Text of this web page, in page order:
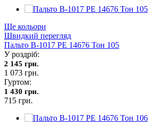
Ще кольори
Швидкий перегляд
Пальто В-1017 PE 14676 Тон 105
У роздріб:
2 145 грн.
1 073 грн.
Гуртом:
1 430 грн.
715 грн.